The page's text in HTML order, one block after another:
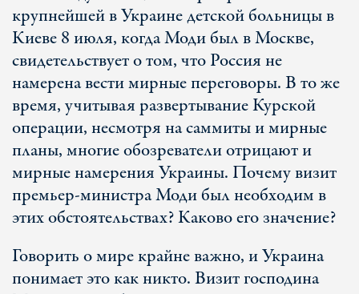
крупнейшей в Украине детской больницы в
Киеве 8 июля, когда Моди был в Москве,
свидетельствует о том, что Россия не
намерена вести мирные переговоры. В то же
время, учитывая развертывание Курской
операции, несмотря на саммиты и мирные
планы, многие обозреватели отрицают и
мирные намерения Украины. Почему визит
премьер-министра Моди был необходим в
этих обстоятельствах? Каково его значение?
Говорить о мире крайне важно, и Украина
понимает это как никто. Визит господина